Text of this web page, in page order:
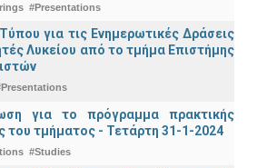
#Presentations
για τις Ενημερωτικές Δράσεις
Λυκείου από το τμήμα Επιστήμης
για το πρόγραμμα πρακτικής
του τμήματος - Τετάρτη 31-1-2024
#Studies